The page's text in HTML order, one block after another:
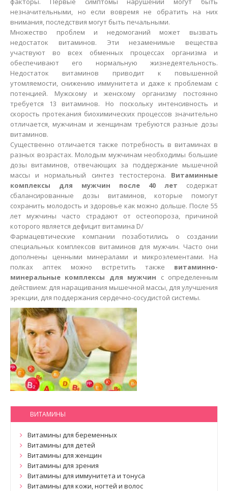
незначительными, но если вовремя не обратить на них
внимания, последствия могут быть печальными.
Множество проблем и недомоганий может вызвать
недостаток витаминов. Эти незаменимые вещества
участвуют во всех обменных процессах организма и
обеспечивают его нормальную жизнедеятельность.
Недостаток витаминов приводит к повышенной
утомляемости, снижению иммунитета и даже к проблемам с
потенцией. Мужскому и женскому организму постоянно
требуется 13 витаминов. Но поскольку интенсивность и
скорость протекания биохимических процессов значительно
отличается, мужчинам и женщинам требуются разные дозы
витаминов.
Существенно отличается также потребность в витаминах в
разных возрастах. Молодым мужчинам необходимы большие
дозы витаминов, отвечающих за поддержание мышечной
массы и нормальный синтез тестостерона. Витаминные
комплексы для мужчин после 40 лет содержат
сбалансированные дозы витаминов, которые помогут
сохранить молодость и здоровье как можно дольше. После 55
лет мужчины часто страдают от остеопороза, причиной
которого является дефицит витамина D/
Фармацевтические компании позаботились о создании
специальных комплексов витаминов для мужчин. Часто они
дополнены ценными минералами и микроэлементами. На
полках аптек можно встретить также витаминно-
минеральные комплексы для мужчин с определенным
действием: для наращивания мышечной массы, для улучшения
эрекции, для поддержания сердечно-сосудистой системы.
ВИТАМИНЫ
Витамины для беременных
Витамины для детей
Витамины для женщин
Витамины для зрения
Витамины для иммунитета и тонуса
Витамины для кожи, ногтей и волос